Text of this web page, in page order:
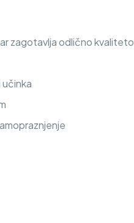
zagotavlja odlično kvaliteto